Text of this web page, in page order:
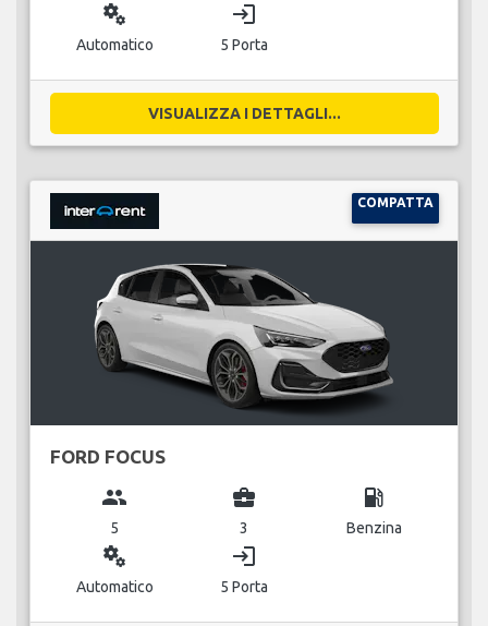
miscellaneous_services
Automatico
login
5 Porta
VISUALIZZA I DETTAGLI...
COMPATTA
FORD FOCUS
group
5
business_center
3
local_gas_station
Benzina
miscellaneous_services
Automatico
login
5 Porta